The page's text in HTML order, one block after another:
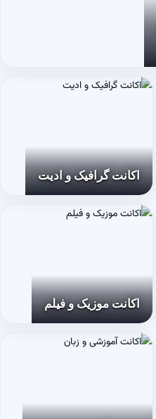
اکانت گرافیک و ادیت
اکانت موزیک و فیلم